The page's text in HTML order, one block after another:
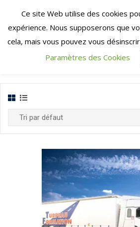
content
Ce site Web utilise des cookies
expérience. Nous supposerons que
cela, mais vous pouvez vous
Paramètres des Cookies